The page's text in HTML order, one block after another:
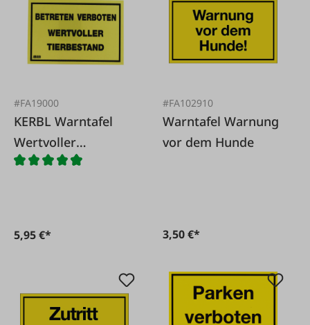
#FA19000
KERBL Warntafel
Wertvoller
Tierbestand
5,95 €*
#FA102910
Warntafel Warnung
vor dem Hunde
3,50 €*